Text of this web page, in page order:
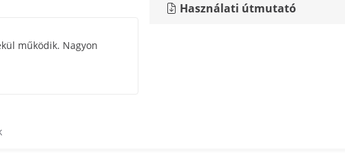
Használati útmutató
működik. Nagyon